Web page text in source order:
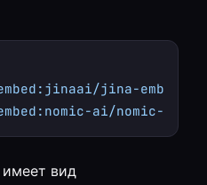
jina-
ai/nomic-
вид